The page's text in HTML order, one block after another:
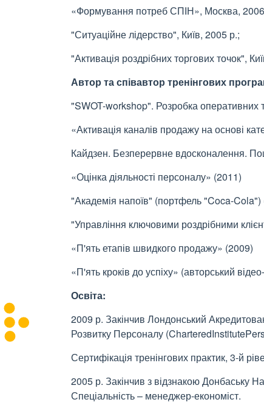
«Формування потреб СПІН», Москва,
"Ситуаційне лідерство", Київ, 2005 р.;
"Активація роздрібних торгових точок",
Автор та співавтор тренінгових
"SWOT-workshop". Розробка оперативних
«Активація каналів продажу на основі
Кайдзен. Безперервне вдосконалення.
«Оцінка діяльності персоналу» (2011)
"Академія напоїв" (портфель "Coca-Cola")
"Управління ключовими роздрібними
«П'ять етапів швидкого продажу» (2009)
«П'ять кроків до успіху» (авторський
Освіта:
2009 р. Закінчив Лондонський
Розвитку Персоналу
Сертифікація тренінгових практик, 3-й
2005 р. Закінчив з відзнакою Донбаську
Спеціальність – менеджер-економіст.